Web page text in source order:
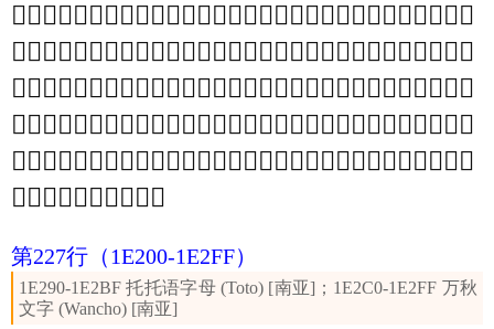
𞅠𞅡𞅢𞅣𞅤𞅥𞅦𞅧𞅨𞅩𞅪𞅫𞅬𞅭𞅮𞅯𞅰𞅱𞅲𞅳𞅴𞅵𞅶𞅷𞅸𞅹𞅺𞅻𞅼𞅽
𞅾𞅿𞆀𞆁𞆂𞆃𞆄𞆅𞆆𞆇𞆈𞆉𞆊𞆋𞆌𞆍𞆎𞆏𞆐𞆑𞆒𞆓𞆔𞆕𞆖𞆗𞆘𞆙𞆚𞆛
𞆜𞆝𞆞𞆟𞆠𞆡𞆢𞆣𞆤𞆥𞆦𞆧𞆨𞆩𞆪𞆫𞆬𞆭𞆮𞆯𞆰𞆱𞆲𞆳𞆴𞆵𞆶𞆷𞆸𞆹
𞆺𞆻𞆼𞆽𞆾𞆿𞇀𞇁𞇂𞇃𞇄𞇅𞇆𞇇𞇈𞇉𞇊𞇋𞇌𞇍𞇎𞇏𞇐𞇑𞇒𞇓𞇔𞇕𞇖𞇗
𞇘𞇙𞇚𞇛𞇜𞇝𞇞𞇟𞇠𞇡𞇢𞇣𞇤𞇥𞇦𞇧𞇨𞇩𞇪𞇫𞇬𞇭𞇮𞇯𞇰𞇱𞇲𞇳𞇴𞇵
𞇶𞇷𞇸𞇹𞇺𞇻𞇼𞇽𞇾𞇿
第227行 （1E200-1E2FF）
1E290-1E2BF 托托语字母 (Toto) [南亚]；1E2C0-1E2FF 万秋
文字 (Wancho) [南亚]